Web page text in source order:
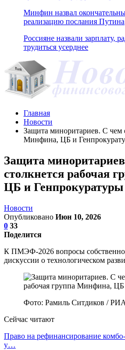
Минфин назвал
реализацию послания Путина
Россияне назвали зарплату,
трудиться усерднее
Главная
Новости
Защита миноритариев. С чем
Минфина, ЦБ и
Защита
столкнется рабочая
ЦБ и Генпрокуратуры
Новости
Опубликовано Июн 10, 2026
0 33
Поделится
К ПМЭФ-2026 вопросы
дискуссии о технологическом
Фото: Рамиль Ситдиков /
Сейчас читают
Право на рефинансирование
у…